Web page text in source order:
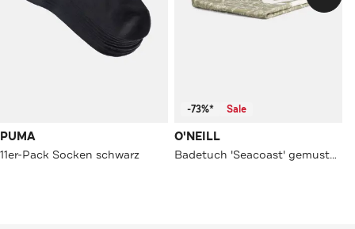
PUMA
11er-Pack Socken schwarz
-73%* Sale
O'NEILL
Badetuch 'Seacoast' gemustert